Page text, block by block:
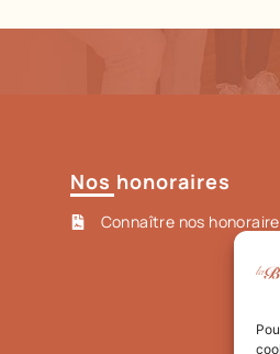
Nos honoraires
Connaître nos